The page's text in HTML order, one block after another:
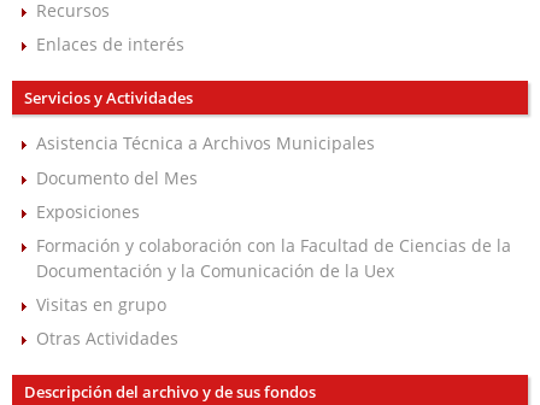
Recursos
Enlaces de interés
Servicios y Actividades
Asistencia Técnica a Archivos Municipales
Documento del Mes
Exposiciones
Formación y colaboración con la Facultad de Ciencias de la
Documentación y la Comunicación de la Uex
Visitas en grupo
Otras Actividades
Descripción del archivo y de sus fondos